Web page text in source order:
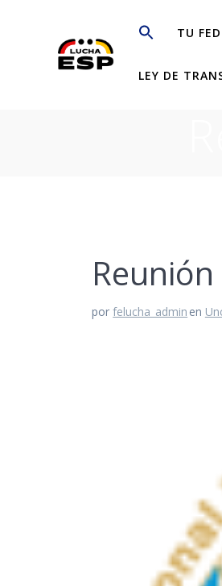
contenido
TU
LEY DE
porfelucha_admin en